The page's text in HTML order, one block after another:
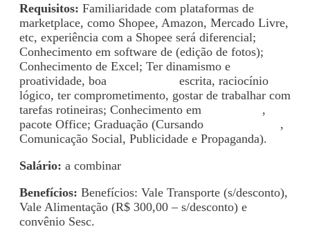
Requisitos: Familiaridade com plataformas de
marketplace, como Shopee, Amazon, Mercado Livre,
etc, experiência com a Shopee será diferencial;
Conhecimento em software de (edição de fotos);
Conhecimento de Excel; Ter dinamismo e
proatividade, boa
escrita, raciocínio
lógico, ter comprometimento, gostar de trabalhar com
tarefas rotineiras; Conhecimento em
,
pacote Office; Graduação (Cursando
,
Comunicação Social, Publicidade e Propaganda).
Salário: a combinar
Benefícios: Benefícios: Vale Transporte (s/desconto),
Vale Alimentação (R$ 300,00 – s/desconto) e
convênio Sesc.